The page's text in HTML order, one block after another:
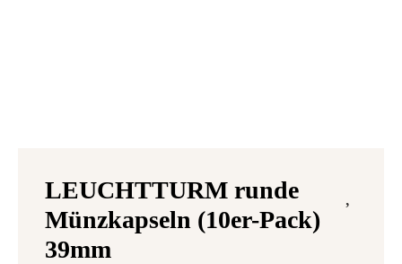
LEUCHTTURM runde
Münzkapseln (10er-Pack)
39mm